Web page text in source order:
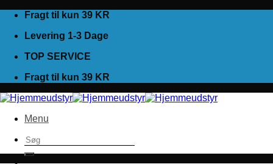
Fortsæt
indhold
Fragt til kun 39 KR
Levering 1-3 Dage
TOP SERVICE
Fragt til kun 39 KR
Menu
Søg